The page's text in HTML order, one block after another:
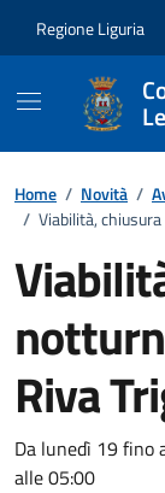
Regione Liguria
Home / Novità /
/ Viabilità,
Riva
Dettagli
Da lunedì 19 fino
alle 05:00